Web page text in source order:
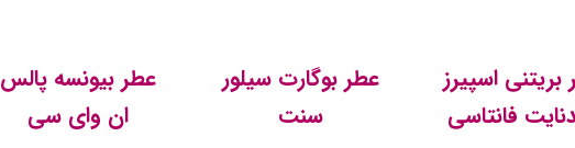
اسپیرز
فانتاسی
عطر بوگارت سیلور
سنت
عطر بیونسه پالس
ان وای سی